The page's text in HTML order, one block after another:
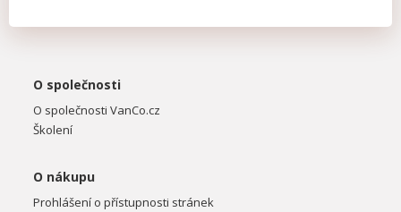
O společnosti
O společnosti VanCo.cz
Školení
O nákupu
Prohlášení o přístupnosti stránek